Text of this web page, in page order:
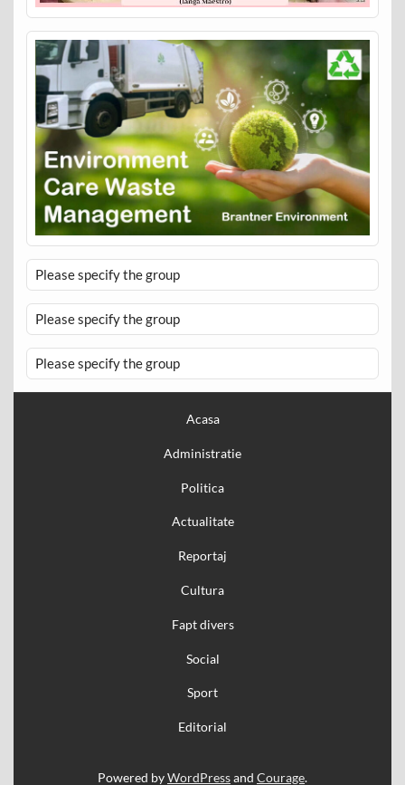
Please specify the group
Please specify the group
Please specify the group
Acasa
Administratie
Politica
Actualitate
Reportaj
Cultura
Fapt divers
Social
Sport
Editorial
Powered byWordPressand Courage.